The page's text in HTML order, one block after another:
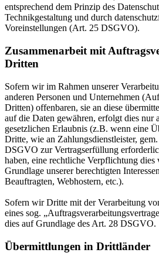
entsprechend dem Prinzip des
Technikgestaltung und durch
Voreinstellungen (Art. 25 DSGVO).
Zusammenarbeit mit
Dritten
Sofern wir im Rahmen unserer
anderen Personen und Unternehmen
Dritten) offenbaren, sie an diese
auf die Daten gewähren, erfolgt dies nur
gesetzlichen Erlaubnis (z.B. wenn eine
Dritte, wie an Zahlungsdienstleister,
DSGVO zur Vertragserfüllung
haben, eine rechtliche Verpflichtung dies
Grundlage unserer berechtigten
Beauftragten, Webhostern, etc.).
Sofern wir Dritte mit der Verarbeitung
eines sog.
dies auf Grundlage des Art. 28 DSGVO.
Übermittlungen in Drittländer